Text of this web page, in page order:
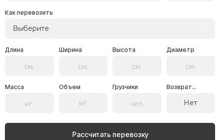
Как перевозить
Выберите
Длина Ширина Высота Диаметр
Масса Объем Грузчики Возврат...
Нет
Рассчитать перевозку